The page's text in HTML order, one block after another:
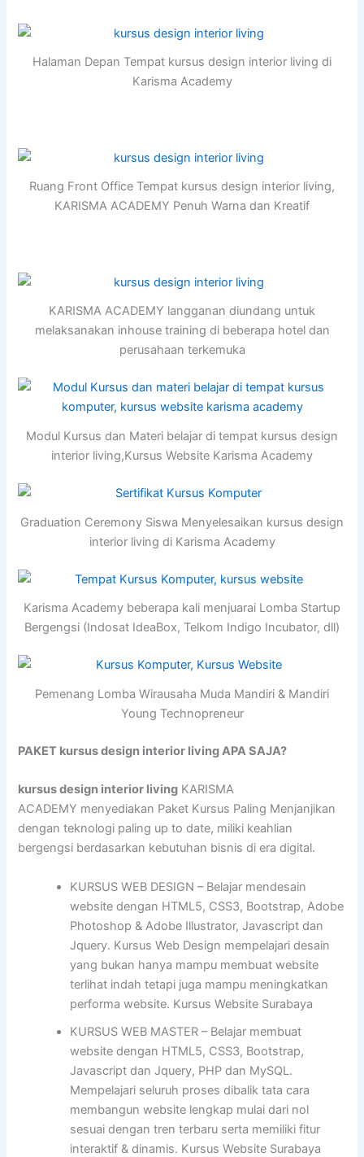
Halaman Depan Tempat kursus design interior living di
Karisma Academy
Ruang Front Office Tempat kursus design interior living,
KARISMA ACADEMY Penuh Warna dan Kreatif
KARISMA ACADEMY langganan diundang untuk
melaksanakan inhouse training di beberapa hotel dan
perusahaan terkemuka
Modul Kursus dan Materi belajar di tempat kursus design
interior living,Kursus Website Karisma Academy
Graduation Ceremony Siswa Menyelesaikan kursus design
interior living di Karisma Academy
Karisma Academy beberapa kali menjuarai Lomba Startup
Bergengsi (Indosat IdeaBox, Telkom Indigo Incubator, dll)
Pemenang Lomba Wirausaha Muda Mandiri & Mandiri
Young Technopreneur
PAKET kursus design interior living APA SAJA?
kursus design interior living KARISMA
ACADEMY menyediakan Paket Kursus Paling Menjanjikan
dengan teknologi paling up to date, miliki keahlian
bergengsi berdasarkan kebutuhan bisnis di era digital.
KURSUS WEB DESIGN – Belajar mendesain
website dengan HTML5, CSS3, Bootstrap, Adobe
Photoshop & Adobe Illustrator, Javascript dan
Jquery. Kursus Web Design mempelajari desain
yang bukan hanya mampu membuat website
terlihat indah tetapi juga mampu meningkatkan
performa website. Kursus Website Surabaya
KURSUS WEB MASTER – Belajar membuat
website dengan HTML5, CSS3, Bootstrap,
Javascript dan Jquery, PHP dan MySQL.
Mempelajari seluruh proses dibalik tata cara
membangun website lengkap mulai dari nol
sesuai dengan tren terbaru serta memiliki fitur
interaktif & dinamis. Kursus Website Surabaya